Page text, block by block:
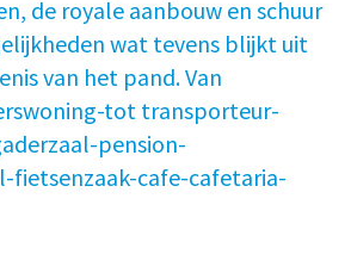
de royale aanbouw en schuur
wat tevens blijkt uit
van het pand. Van
tot transporteur-
pension-
fietsenzaak-cafe-cafetaria-